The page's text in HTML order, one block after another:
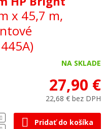
x 45,7 m,
NA SKLADE
27,90 €
22,68 € bez DPH
Pridať do košíka